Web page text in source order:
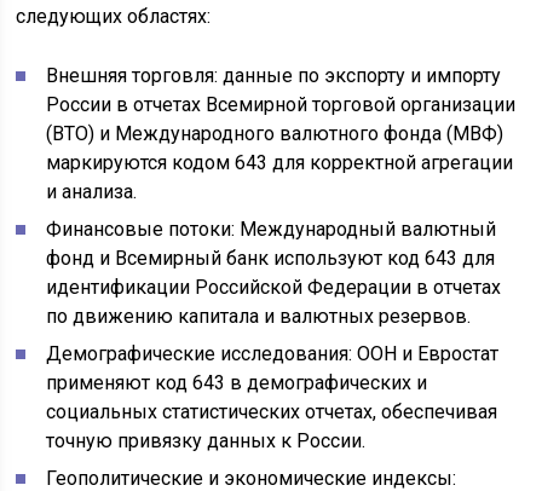
следующих областях:
Внешняя торговля: данные по экспорту и импорту
России в отчетах Всемирной торговой организации
(ВТО) и Международного валютного фонда (МВФ)
маркируются кодом 643 для корректной агрегации
и анализа.
Финансовые потоки: Международный валютный
фонд и Всемирный банк используют код 643 для
идентификации Российской Федерации в отчетах
по движению капитала и валютных резервов.
Демографические исследования: ООН и Евростат
применяют код 643 в демографических и
социальных статистических отчетах, обеспечивая
точную привязку данных к России.
Геополитические и экономические индексы: